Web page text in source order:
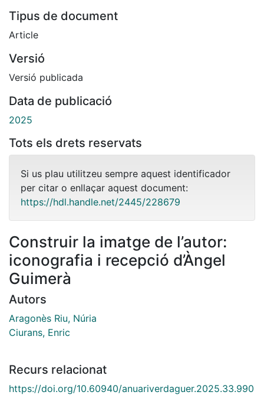
Tipus de document
Article
Versió
Versió publicada
Data de publicació
2025
Tots els drets reservats
Si us plau utilitzeu sempre aquest identificador
per citar o enllaçar aquest document:
https://hdl.handle.net/2445/228679
Construir la imatge de l’autor:
iconografia i recepció d’Àngel
Guimerà
Autors
Aragonès Riu, Núria
Ciurans, Enric
Recurs relacionat
https://doi.org/10.60940/anuariverdaguer.2025.33.990